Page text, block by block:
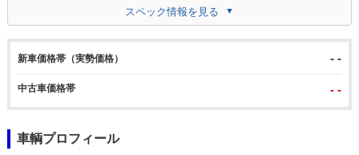
スペック情報を見る
新車価格帯（実勢価格） - -
中古車価格帯 - -
車輌プロフィール